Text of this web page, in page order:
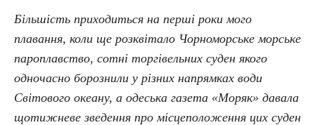
Більшість приходиться на перші роки мого
плавання, коли ще розквітало Чорноморське морське
пароплавство, сотні торгівельних суден якого
одночасно борознили у різних напрямках води
Світового океану, а одеська газета «Моряк» давала
щотижневе зведення про місцеположення цих суден